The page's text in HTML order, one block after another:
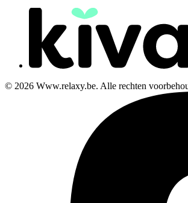
© 2026 Www.relaxy.be. Alle rechten